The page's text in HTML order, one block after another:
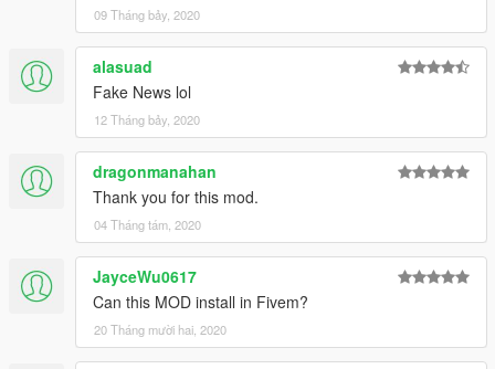
09 Tháng bảy, 2020
alasuad
Fake News lol
12 Tháng bảy, 2020
dragonmanahan
Thank you for this mod.
04 Tháng tám, 2020
JayceWu0617
Can this MOD install in Fivem?
20 Tháng mười hai, 2020